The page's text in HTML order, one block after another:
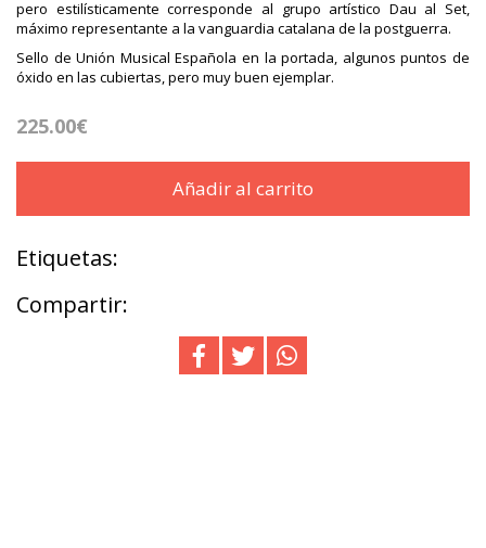
pero estilísticamente corresponde al grupo artístico Dau al Set,
máximo representante a la vanguardia catalana de la postguerra.
Sello de Unión Musical Española en la portada, algunos puntos de
óxido en las cubiertas, pero muy buen ejemplar.
225.00€
Añadir al carrito
Etiquetas:
Compartir: